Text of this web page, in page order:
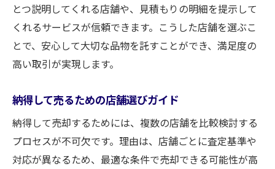
とつ説明してくれる店舗や、見積もりの明細を提示して
くれるサービスが信頼できます。こうした店舗を選ぶこ
とで、安心して大切な品物を託すことができ、満足度の
高い取引が実現します。
納得して売るための店舗選びガイド
納得して売却するためには、複数の店舗を比較検討する
プロセスが不可欠です。理由は、店舗ごとに査定基準や
対応が異なるため、最適な条件で売却できる可能性が高